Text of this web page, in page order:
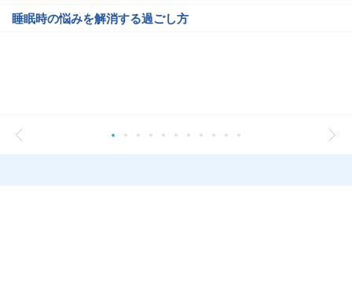
睡眠時の悩みを解消する過ごし方